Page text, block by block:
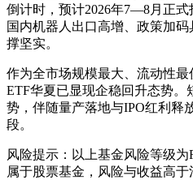
倒计时，预计2026年7—8月正
国内机器人出口高增、政策加
撑坚实。
作为全市场规模最大、流动性最
ETF华夏已显现企稳回升态势。
势，伴随量产落地与IPO红利释
段。
风险提示：以上基金风险等级
属于股票基金，风险与收益高